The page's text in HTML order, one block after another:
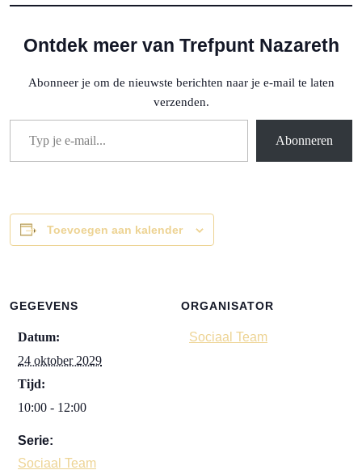
Ontdek meer van Trefpunt Nazareth
Abonneer je om de nieuwste berichten naar je e-mail te laten
verzenden.
Typ je e-mail...
Abonneren
Toevoegen aan kalender
GEGEVENS
Datum:
24 oktober 2029
Tijd:
10:00 - 12:00
Serie:
Sociaal Team
ORGANISATOR
Sociaal Team